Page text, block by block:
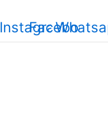
Instagram
Facebook